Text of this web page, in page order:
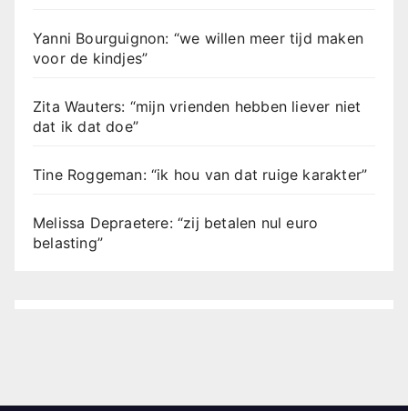
Yanni Bourguignon: “we willen meer tijd maken
voor de kindjes”
Zita Wauters: “mijn vrienden hebben liever niet
dat ik dat doe”
Tine Roggeman: “ik hou van dat ruige karakter”
Melissa Depraetere: “zij betalen nul euro
belasting”